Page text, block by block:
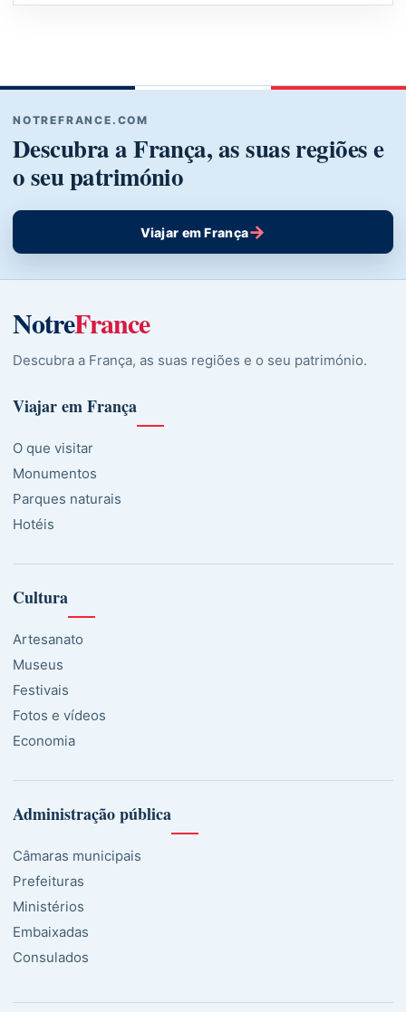
NOTREFRANCE.COM
Descubra a França, as suas regiões e
o seu património
Viajar em França→
NotreFrance
Descubra a França, as suas regiões e o seu património.
Viajar em França
O que visitar
Monumentos
Parques naturais
Hotéis
Cultura
Artesanato
Museus
Festivais
Fotos e vídeos
Economia
Administração pública
Câmaras municipais
Prefeituras
Ministérios
Embaixadas
Consulados